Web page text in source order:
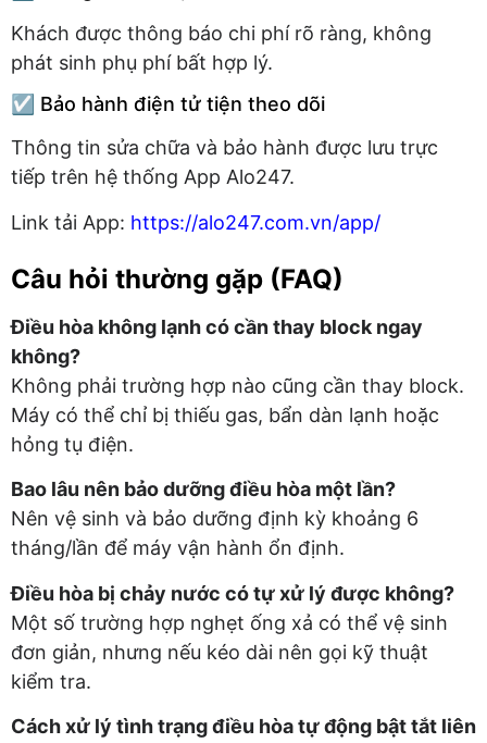
Khách được thông báo chi phí rõ ràng, không
phát sinh phụ phí bất hợp lý.
☑️ Bảo hành điện tử tiện theo dõi
Thông tin sửa chữa và bảo hành được lưu trực
tiếp trên hệ thống App Alo247.
Link tải App: https://alo247.com.vn/app/
Câu hỏi thường gặp (FAQ)
Điều hòa không lạnh có cần thay block ngay
không?
Không phải trường hợp nào cũng cần thay block.
Máy có thể chỉ bị thiếu gas, bẩn dàn lạnh hoặc
hỏng tụ điện.
Bao lâu nên bảo dưỡng điều hòa một lần?
Nên vệ sinh và bảo dưỡng định kỳ khoảng 6
tháng/lần để máy vận hành ổn định.
Điều hòa bị chảy nước có tự xử lý được không?
Một số trường hợp nghẹt ống xả có thể vệ sinh
đơn giản, nhưng nếu kéo dài nên gọi kỹ thuật
kiểm tra.
Cách xử lý tình trạng điều hòa tự động bật tắt liên